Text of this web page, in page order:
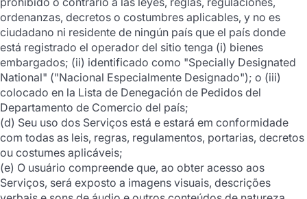
ordenanzas, decretos o costumbres aplicables, y no es
ciudadano ni residente de ningún país que el país donde
está registrado el operador del sitio tenga (i) bienes
embargados; (ii) identificado como "Specially Designated
National" ("Nacional Especialmente Designado"); o (iii)
colocado en la Lista de Denegación de Pedidos del
Departamento de Comercio del país;
(d) Seu uso dos Serviços está e estará em conformidade
com todas as leis, regras, regulamentos, portarias, decretos
ou costumes aplicáveis;
(e) O usuário compreende que, ao obter acesso aos
Serviços, será exposto a imagens visuais, descrições